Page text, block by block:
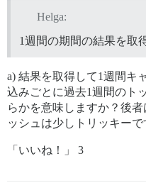
Helga:
1週間の期間の結果を取
a) 結果を取得して1週間キ
込みごとに過去1週間のト
らかを意味しますか？後
ッシュは少しトリッキーで
「いいね！」 3